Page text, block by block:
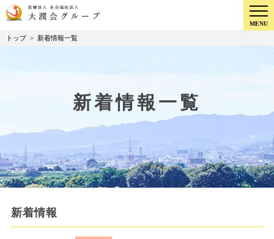
MENU
トップ > 新着情報一覧
新着情報一覧
新着情報